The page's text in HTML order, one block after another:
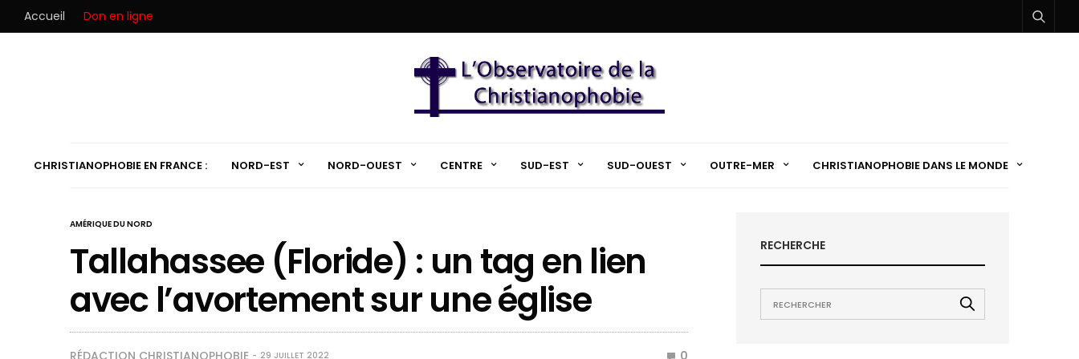
Accueil Don en ligne
CHRISTIANOPHOBIE EN FRANCE : NORD-EST NORD-OUEST CENTRE SUD-EST SUD-OUEST OUTRE-MER CHRISTIANOPHOBIE DANS LE MONDE
AMÉRIQUE DU NORD
Tallahassee (Floride) : un tag en lien
avec l’avortement sur une église
RÉDACTION CHRISTIANOPHOBIE 29 JUILLET 2022 0
RECHERCHE